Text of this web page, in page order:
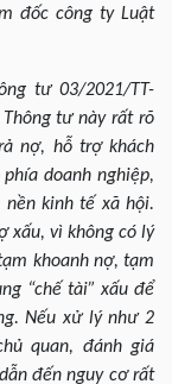
đốc công ty Luật
tư 03/2021/TT-
tư này rất rõ
nợ, hỗ trợ khách
doanh nghiệp,
kinh tế xã hội.
xấu, vì không có lý
khoanh nợ, tạm
“chế tài” xấu để
Nếu xử lý như 2
quan, đánh giá
đến nguy cơ rất